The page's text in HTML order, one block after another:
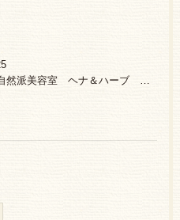
40歳から 自然派美容室 ヘナ＆ハーブ 中野区 新井薬師前駅